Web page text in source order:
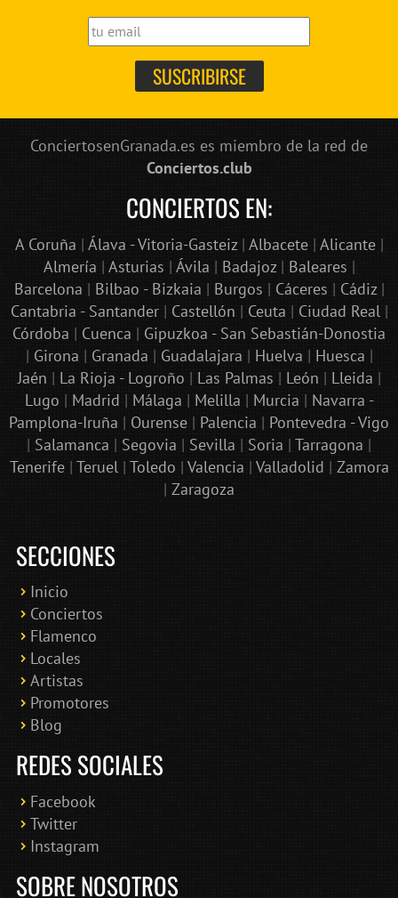
ConciertosenGranada.es es miembro de la red de
Conciertos.club
CONCIERTOS EN:
A Coruña | Álava - Vitoria-Gasteiz| Albacete| Alicante|
Almería | Asturias | Ávila | Badajoz| Baleares |
Barcelona | Bilbao - Bizkaia | Burgos | Cáceres | Cádiz|
Cantabria - Santander| Castellón | Ceuta | Ciudad Real |
Córdoba | Cuenca | Gipuzkoa - San Sebastián-Donostia
| Girona | Granada | Guadalajara | Huelva | Huesca |
Jaén | La Rioja - Logroño | Las Palmas | León | Lleida |
Lugo | Madrid | Málaga | Melilla | Murcia | Navarra -
Pamplona-Iruña | Ourense | Palencia | Pontevedra - Vigo
| Salamanca | Segovia | Sevilla | Soria | Tarragona |
Tenerife| Teruel | Toledo | Valencia | Valladolid | Zamora
| Zaragoza
SECCIONES
Inicio
Conciertos
Flamenco
Locales
Artistas
Promotores
Blog
REDES SOCIALES
Facebook
Twitter
Instagram
SOBRE NOSOTROS